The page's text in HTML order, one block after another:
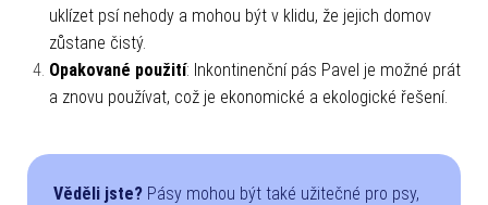
uklízet psí nehody a mohou být v klidu, že jejich domov
zůstane čistý.
Opakované použití: Inkontinenční pás Pavel je možné prát
a znovu používat, což je ekonomické a ekologické řešení.
Věděli jste? Pásy mohou být také užitečné pro psy,